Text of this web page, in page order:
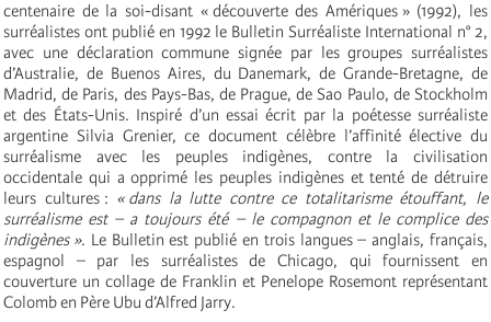
centenaire de la soi-disant « découverte des Amériques » (1992), les
surréalistes ont publié en 1992 le Bulletin Surréaliste International n° 2,
avec une déclaration commune signée par les groupes surréalistes
d’Australie, de Buenos Aires, du Danemark, de Grande-Bretagne, de
Madrid, de Paris, des Pays-Bas, de Prague, de Sao Paulo, de Stockholm
et des États-Unis. Inspiré d’un essai écrit par la poétesse surréaliste
argentine Silvia Grenier, ce document célèbre l’affinité élective du
surréalisme avec les peuples indigènes, contre la civilisation
occidentale qui a opprimé les peuples indigènes et tenté de détruire
leurs cultures : « dans la lutte contre ce totalitarisme étouffant, le
surréalisme est – a toujours été – le compagnon et le complice des
indigènes ». Le Bulletin est publié en trois langues – anglais, français,
espagnol – par les surréalistes de Chicago, qui fournissent en
couverture un collage de Franklin et Penelope Rosemont représentant
Colomb en Père Ubu d’Alfred Jarry.